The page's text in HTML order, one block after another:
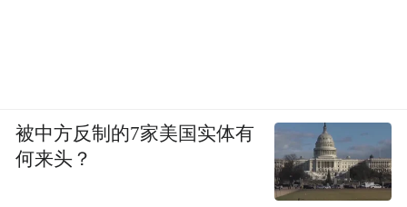
被中方反制的7家美国实体有
何来头？